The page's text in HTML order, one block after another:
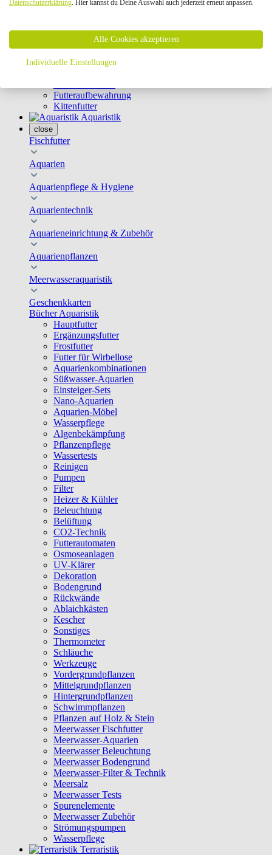
Geschirre & Leinen
Schutznetze
Kippfensterschutz
Katzenkameras
Futternäpfe
Futteraufbewahrung
Kittenfutter
Aquaristik
close
Fischfutter
Aquarien
Aquarienpflege & Hygiene
Aquarientechnik
Aquarieneinrichtung & Zubehör
Aquarienpflanzen
Meerwasseraquaristik
Geschenkkarten
Bücher Aquaristik
Hauptfutter
Ergänzungsfutter
Frostfutter
Futter für Wirbellose
Aquarienkombinationen
Süßwasser-Aquarien
Einsteiger-Sets
Nano-Aquarien
Aquarien-Möbel
Wasserpflege
Algenbekämpfung
Pflanzenpflege
Wassertests
Reinigen
Pumpen
Filter
Heizer & Kühler
Beleuchtung
Belüftung
CO2-Technik
Futterautomaten
Osmoseanlagen
UV-Klärer
Dekoration
Bodengrund
Rückwände
Ablaichkästen
Kescher
Sonstiges
Thermometer
Schläuche
Werkzeuge
Vordergrundpflanzen
Mittelgrundpflanzen
Hintergrundpflanzen
Schwimmpflanzen
Pflanzen auf Holz & Stein
Meerwasser Fischfutter
Meerwasser-Aquarien
Meerwasser Beleuchtung
Meerwasser Bodengrund
Meerwasser-Filter & Technik
Meersalz
Meerwasser Tests
Spurenelemente
Meerwasser Zubehör
Strömungspumpen
Wasserpflege
Terraristik
Datenschutzerklärung. Hier kannst du Deine Auswahl auch jederzeit erneut anpassen.
Alle Cookies akzeptieren
Individuelle Einstellungen